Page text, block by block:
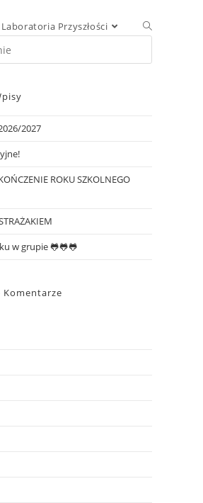
Laboratoria Przyszłości
2027
ROKU SZKOLNEGO
w grupie 🐸🐸🐸
Komentarze